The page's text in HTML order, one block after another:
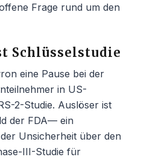
Frage rund um den
Schlüsselstudie
eine Pause bei der
in US-
2-Studie. Auslöser ist
der FDA— ein
Unsicherheit über den
III-Studie für